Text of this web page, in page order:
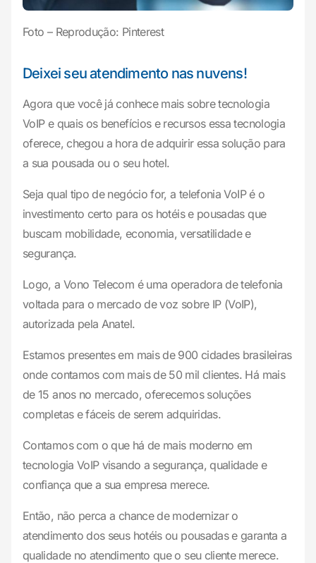
Foto – Reprodução: Pinterest
Deixei seu atendimento nas nuvens!
Agora que você já conhece mais sobre tecnologia
VoIP e quais os benefícios e recursos essa tecnologia
oferece, chegou a hora de adquirir essa solução para
a sua pousada ou o seu hotel.
Seja qual tipo de negócio for, a telefonia VoIP é o
investimento certo para os hotéis e pousadas que
buscam mobilidade, economia, versatilidade e
segurança.
Logo, a Vono Telecom é uma operadora de telefonia
voltada para o mercado de voz sobre IP (VoIP),
autorizada pela Anatel.
Estamos presentes em mais de 900 cidades brasileiras
onde contamos com mais de 50 mil clientes. Há mais
de 15 anos no mercado, oferecemos soluções
completas e fáceis de serem adquiridas.
Contamos com o que há de mais moderno em
tecnologia VoIP visando a segurança, qualidade e
confiança que a sua empresa merece.
Então, não perca a chance de modernizar o
atendimento dos seus hotéis ou pousadas e garanta a
qualidade no atendimento que o seu cliente merece.